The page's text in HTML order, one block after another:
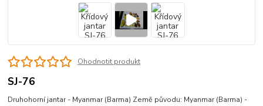
Ohodnotit produkt
SJ-76
Druhohorní jantar - Myanmar (Barma) Země původu: Myanmar (Barma) -